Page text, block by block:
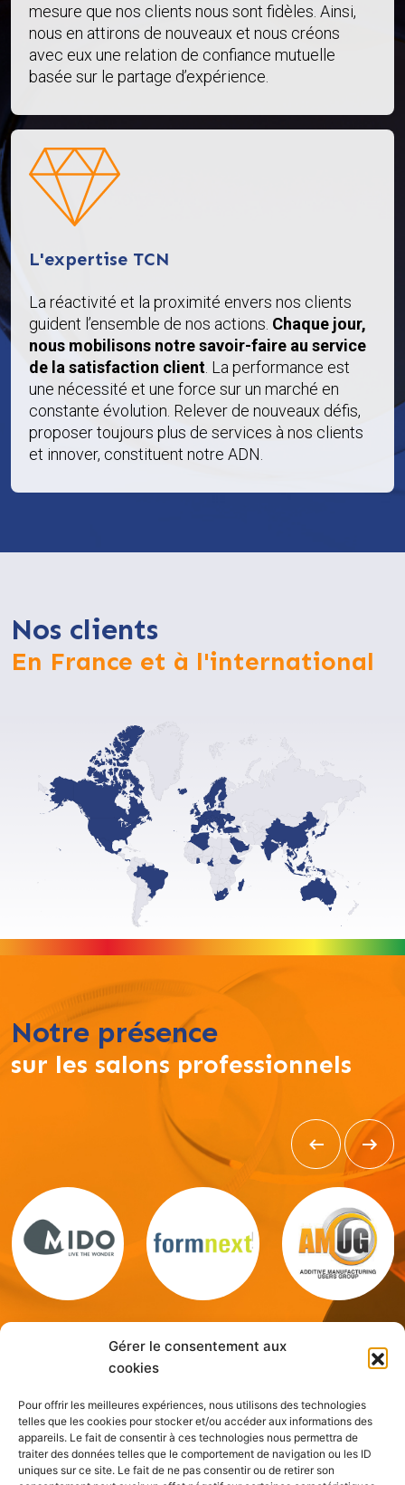
Gérer le consentement aux
cookies
Pour offrir les meilleures expériences, nous utilisons des technologies
telles que les cookies pour stocker et/ou accéder aux informations des
appareils. Le fait de consentir à ces technologies nous permettra de
traiter des données telles que le comportement de navigation ou les ID
uniques sur ce site. Le fait de ne pas consentir ou de retirer son
mesure que nos clients nous sont fidèles. Ainsi,
nous en attirons de nouveaux et nous créons
avec eux une relation de confiance mutuelle
basée sur le partage d’expérience.
L'expertise TCN
La réactivité et la proximité envers nos clients
guident l’ensemble de nos actions. Chaque jour,
nous mobilisons notre savoir-faire au service
de la satisfaction client . La performance est
une nécessité et une force sur un marché en
constante évolution. Relever de nouveaux défis,
proposer toujours plus de services à nos clients
et innover, constituent notre ADN.
Nos clients
En France et à l'international
Notre présence
sur les salons professionnels